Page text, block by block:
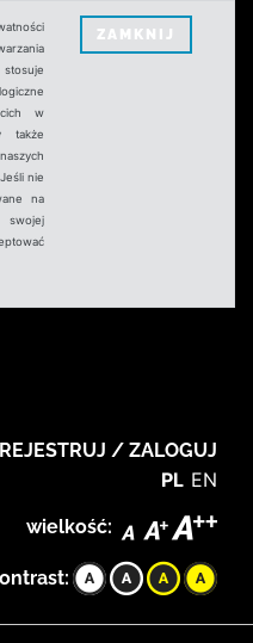
w
także
nie
na
ZAMKNIJ
/ ZALOGUJ
PL EN
wielkość: